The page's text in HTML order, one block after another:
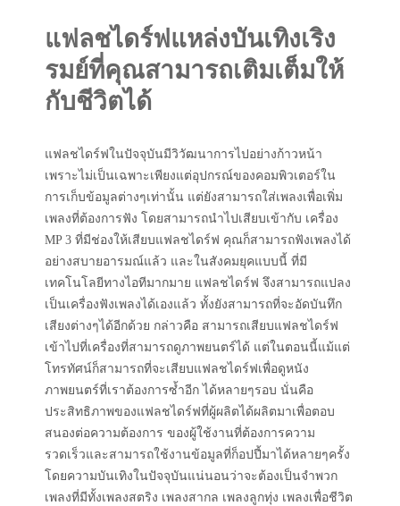
แฟลชไดร์ฟแหล่งบันเทิงเริง
รมย์ที่คุณสามารถเติมเต็มให้
กับชีวิตได้
แฟลชไดร์ฟในปัจจุบันมีวิวัฒนาการไปอย่างก้าวหน้า
เพราะไม่เป็นเฉพาะเพียงแต่อุปกรณ์ของคอมพิวเตอร์ใน
การเก็บข้อมูลต่างๆเท่านั้น แต่ยังสามารถใส่เพลงเพื่อเพิ่ม
เพลงที่ต้องการฟัง โดยสามารถนำไปเสียบเข้ากับ เครื่อง
MP 3 ที่มีช่องให้เสียบแฟลชไดร์ฟ คุณก็สามารถฟังเพลงได้
อย่างสบายอารมณ์แล้ว และในสังคมยุคแบบนี้ ที่มี
เทคโนโลยีทางไอทีมากมาย แฟลชไดร์ฟ จึงสามารถแปลง
เป็นเครื่องฟังเพลงได้เองแล้ว ทั้งยังสามารถที่จะอัดบันทึก
เสียงต่างๆได้อีกด้วย กล่าวคือ สามารถเสียบแฟลชไดร์ฟ
เข้าไปที่เครื่องที่สามารถดูภาพยนตร์ได้ แต่ในตอนนี้แม้แต่
โทรทัศน์ก็สามารถที่จะเสียบแฟลชไดร์ฟเพื่อดูหนัง
ภาพยนตร์ที่เราต้องการซ้ำอีก ได้หลายๆรอบ นั่นคือ
ประสิทธิภาพของแฟลชไดร์ฟที่ผู้ผลิตได้ผลิตมาเพื่อตอบ
สนองต่อความต้องการ ของผู้ใช้งานที่ต้องการความ
รวดเร็วและสามารถใช้งานข้อมูลที่ก็อปปี้มาได้หลายๆครั้ง
โดยความบันเทิงในปัจจุบันแน่นอนว่าจะต้องเป็นจำพวก
เพลงที่มีทั้งเพลงสตริง เพลงสากล เพลงลูกทุ่ง เพลงเพื่อชีวิต